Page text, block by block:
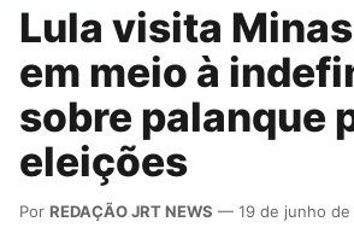
Lula visita
em meio à
sobre palanque
eleições
Por REDAÇÃO JRT NEWS — 19 de junho de